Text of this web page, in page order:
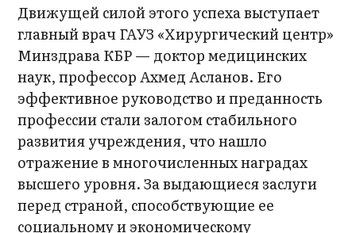
Движущей силой этого успеха выступает
главный врач ГАУЗ «Хирургический центр»
Минздрава КБР — доктор медицинских
наук, профессор Ахмед Асланов. Его
эффективное руководство и преданность
профессии стали залогом стабильного
развития учреждения, что нашло
отражение в многочисленных наградах
высшего уровня. За выдающиеся заслуги
перед страной, способствующие ее
социальному и экономическому